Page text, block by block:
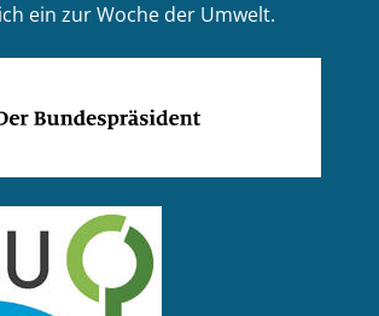
ein zur Woche der Umwelt.